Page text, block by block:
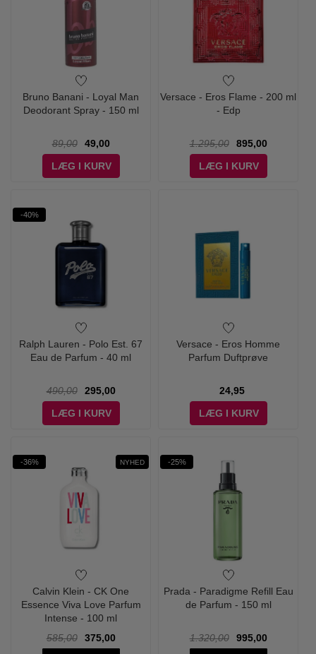
Bruno Banani - Loyal Man
Deodorant Spray - 150 ml
89,00
49,00
LÆG I KURV
Versace - Eros Flame - 200 ml
- Edp
1.295,00
895,00
LÆG I KURV
-40%
Ralph Lauren - Polo Est. 67
Eau de Parfum - 40 ml
490,00
295,00
LÆG I KURV
Versace - Eros Homme
Parfum Duftprøve
24,95
LÆG I KURV
-36% NYHED
Calvin Klein - CK One
Essence Viva Love Parfum
Intense - 100 ml
585,00
375,00
-25%
Prada - Paradigme Refill Eau
de Parfum - 150 ml
1.320,00
995,00